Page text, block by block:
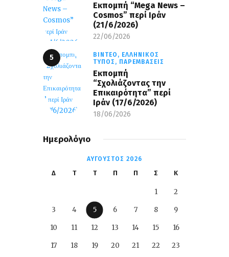
Eκπομπή “Mega News –
Cosmos” περί Ιράν
(21/6/2026)
22/06/2026
ΒΊΝΤΕΟ, ΕΛΛΗΝΙΚΌΣ
ΤΎΠΟΣ, ΠΑΡΕΜΒΆΣΕΙΣ
Εκπομπή
“Σχολιάζοντας την
Επικαιρότητα” περί
Ιράν (17/6/2026)
18/06/2026
Ημερολόγιο
ΑΎΓΟΥΣΤΟΣ 2026
Δ Τ Τ Π Π Σ Κ
1 2
3 4 5 6 7 8 9
10 11 12 13 14 15 16
17 18 19 20 21 22 23